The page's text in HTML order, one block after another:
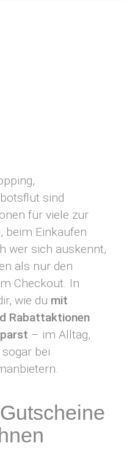
sind
für viele zur
beim Einkaufen
wer sich auskennt,
als nur den
Checkout. In
wie du mit
Rabattaktionen
– im Alltag,
bei